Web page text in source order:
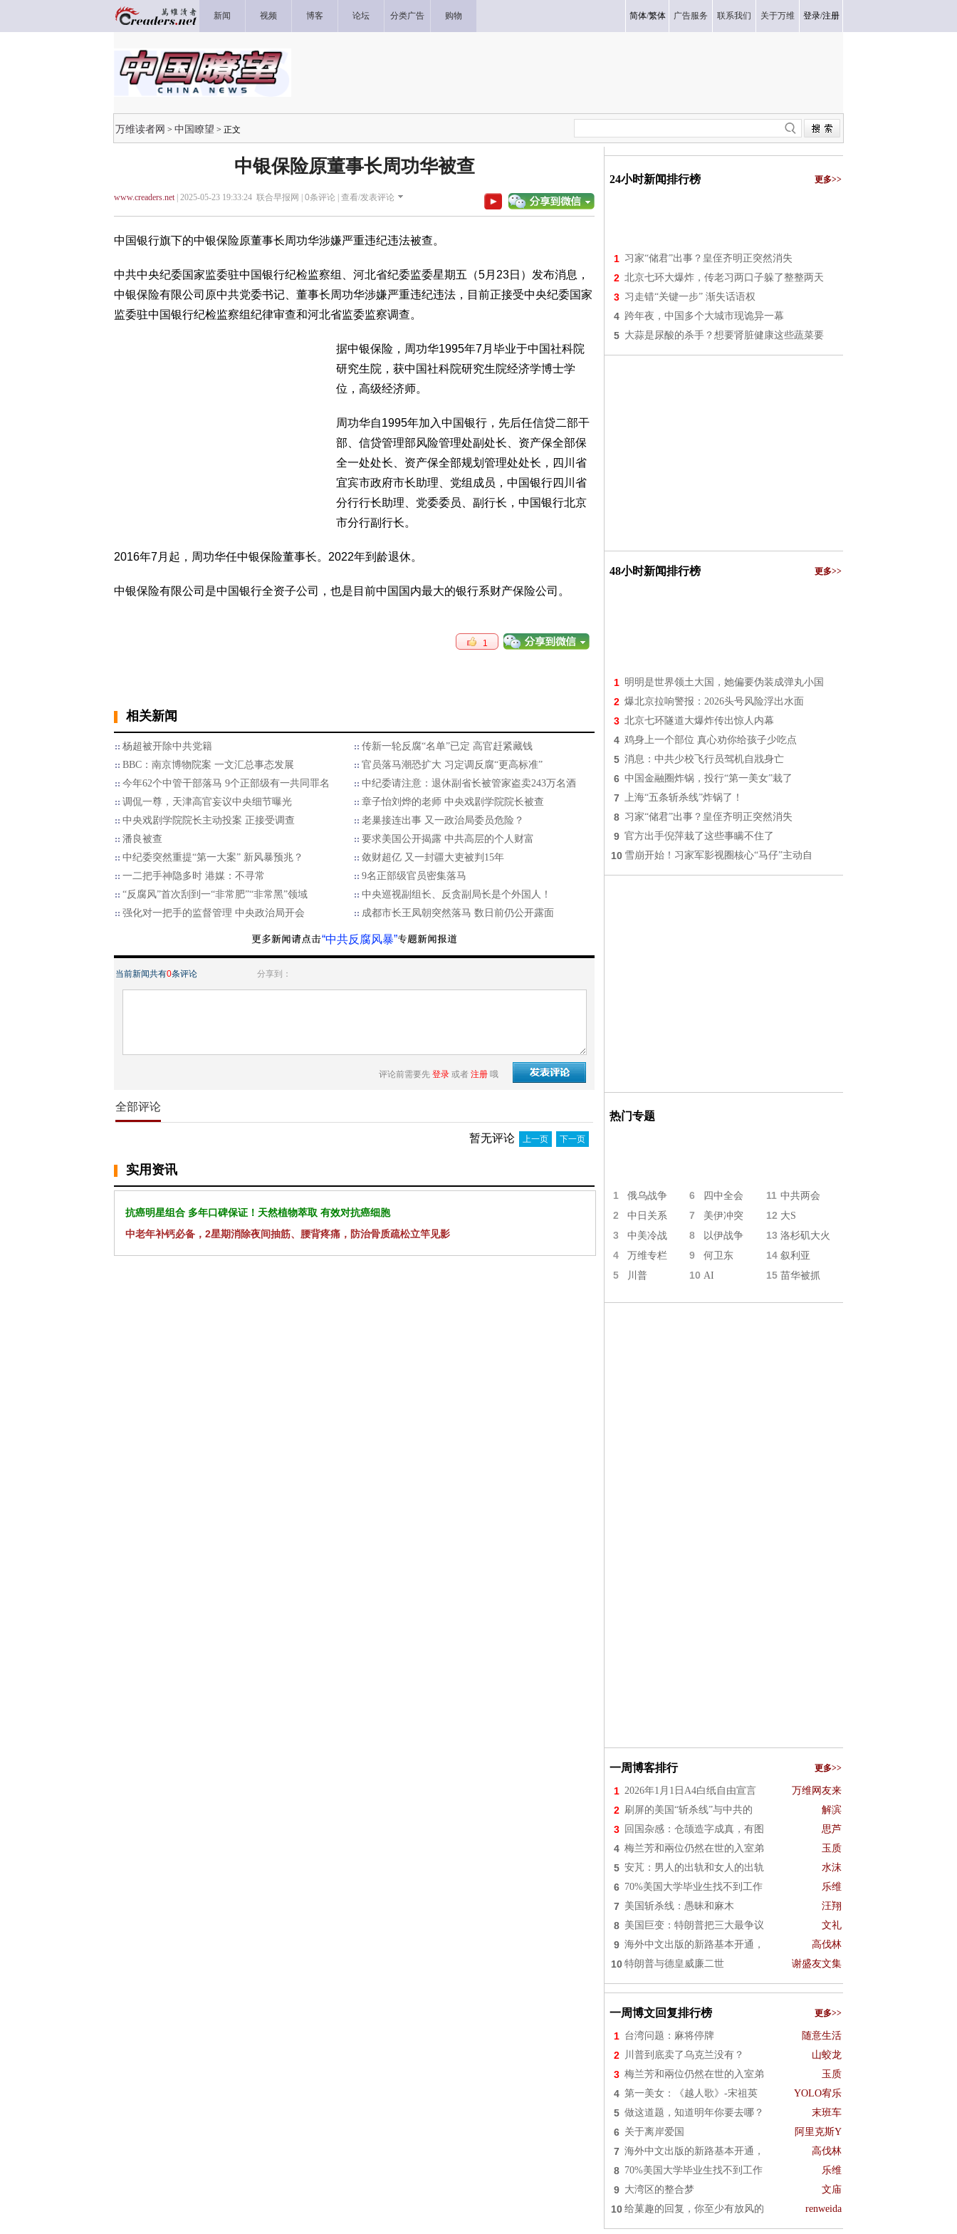
新闻 视频 博客 论坛 分类广告 购物 简体/繁体 广告服务 联系我们 关于万维 登录/注册
万维读者网 > 中国瞭望 > 正文
中银保险原董事长周功华被查
www.creaders.net| 2025-05-23 19:33:24 联合早报网 | 0条评论 | 查看/发表评论
中国银行旗下的中银保险原董事长周功华涉嫌严重违纪违法被查。
中共中央纪委国家监委驻中国银行纪检监察组、河北省纪委监委星期五（5月23日）发布消息，
中银保险有限公司原中共党委书记、董事长周功华涉嫌严重违纪违法，目前正接受中央纪委国家
监委驻中国银行纪检监察组纪律审查和河北省监委监察调查。
据中银保险，周功华1995年7月毕业于中国社科院
研究生院，获中国社科院研究生院经济学博士学
位，高级经济师。
周功华自1995年加入中国银行，先后任信贷二部干
部、信贷管理部风险管理处副处长、资产保全部保
全一处处长、资产保全部规划管理处处长，四川省
宜宾市政府市长助理、党组成员，中国银行四川省
分行行长助理、党委委员、副行长，中国银行北京
市分行副行长。
2016年7月起，周功华任中银保险董事长。2022年到龄退休。
中银保险有限公司是中国银行全资子公司，也是目前中国国内最大的银行系财产保险公司。
1
相关新闻
杨超被开除中共党籍
传新一轮反腐“名单”已定 高官赶紧藏钱
BBC：南京博物院案 一文汇总事态发展
官员落马潮恐扩大 习定调反腐“更高标准”
今年62个中管干部落马 9个正部级有一共同罪名
中纪委请注意：退休副省长被管家盗卖243万名酒
调侃一尊，天津高官妄议中央细节曝光
章子怡刘烨的老师 中央戏剧学院院长被查
中央戏剧学院院长主动投案 正接受调查
老巢接连出事 又一政治局委员危险？
潘良被查
要求美国公开揭露 中共高层的个人财富
中纪委突然重提“第一大案” 新风暴预兆？
敛财超亿 又一封疆大吏被判15年
一二把手神隐多时 港媒：不寻常
9名正部级官员密集落马
“反腐风”首次刮到一“非常肥”“非常黑”领域
中央巡视副组长、反贪副局长是个外国人！
强化对一把手的监督管理 中央政治局开会
成都市长王凤朝突然落马 数日前仍公开露面
“中共反腐风暴”
当前新闻共有0条评论 分享到：
评论前需要先 登录 或者 注册 哦
全部评论
暂无评论 上一页 下一页
实用资讯
抗癌明星组合 多年口碑保证！天然植物萃取 有效对抗癌细胞
中老年补钙必备，2星期消除夜间抽筋、腰背疼痛，防治骨质疏松立竿见影
24小时新闻排行榜 更多>>
1 习家“储君”出事？皇侄齐明正突然消失
2 北京七环大爆炸，传老习两口子躲了整整两天
3 习走错“关键一步” 渐失话语权
4 跨年夜，中国多个大城市现诡异一幕
5 大蒜是尿酸的杀手？想要肾脏健康这些蔬菜要
48小时新闻排行榜 更多>>
1 明明是世界领土大国，她偏要伪装成弹丸小国
2 爆北京拉响警报：2026头号风险浮出水面
3 北京七环隧道大爆炸传出惊人内幕
4 鸡身上一个部位 真心劝你给孩子少吃点
5 消息：中共少校飞行员驾机自戕身亡
6 中国金融圈炸锅，投行“第一美女”栽了
7 上海“五条斩杀线”炸锅了！
8 习家“储君”出事？皇侄齐明正突然消失
9 官方出手倪萍栽了这些事瞒不住了
10 雪崩开始！习家军影视圈核心“马仔”主动自
热门专题
1 俄乌战争 6 四中全会 11 中共两会
2 中日关系 7 美伊冲突 12 大S
3 中美冷战 8 以伊战争 13 洛杉矶大火
4 万维专栏 9 何卫东 14 叙利亚
5 川普 10 AI 15 苗华被抓
一周博客排行 更多>>
1 2026年1月1日A4白纸自由宣言 万维网友来
2 刷屏的美国“斩杀线”与中共的 解滨
3 回国杂感：仓颉造字成真，有图 思芦
4 梅兰芳和兩位仍然在世的入室弟 玉质
5 安芃：男人的出轨和女人的出轨 水沫
6 70%美国大学毕业生找不到工作 乐维
7 美国斩杀线：愚昧和麻木 汪翔
8 美国巨变：特朗普把三大最争议 文礼
9 海外中文出版的新路基本开通， 高伐林
10 特朗普与德皇威廉二世 谢盛友文集
一周博文回复排行榜 更多>>
1 台湾问题：麻将停牌 随意生活
2 川普到底卖了乌克兰没有？ 山蛟龙
3 梅兰芳和兩位仍然在世的入室弟 玉质
4 第一美女：《越人歌》-宋祖英 YOLO宥乐
5 做这道题，知道明年你要去哪？ 末班车
6 关于离岸爱国 阿里克斯Y
7 海外中文出版的新路基本开通， 高伐林
8 70%美国大学毕业生找不到工作 乐维
9 大湾区的整合梦 文庙
10 给菓趣的回复，你至少有放风的 renweida